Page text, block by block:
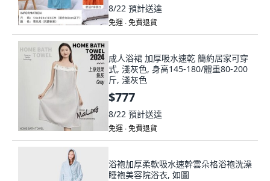
8/22 預計送達
免運 ∙ 免費退貨
成人浴裙 加厚吸水速乾 簡約居家可穿
式, 淺灰色, 身高145-180/體重80-200
斤, 淺灰色
$777
8/22 預計送達
免運 ∙ 免費退貨
浴袍加厚柔軟吸水速幹雲朵格浴袍洗澡
睡袍美容院浴衣, 如圖